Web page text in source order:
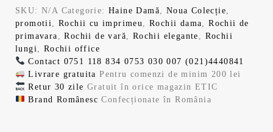
f
o
s
t
t
e
:
1
SKU: N/A Categorie: Haine Damă, Noua Colecție,
promotii,Rochii cu imprimeu,Rochii dama,Rochii de
primavara ,Rochii de vară, Rochii elegante , Rochii
lungi, Rochii office
Contact 0751 118 834 0753 030 007 (021)4440841
Livrare gratuitaPentru comenzi de minim 200 lei
Retur 30 zile Gratuit în orice magazin ETIC
Brand RomânescConfecționate în România